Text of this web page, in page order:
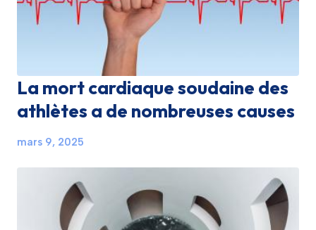
La mort cardiaque soudaine des
athlètes a de nombreuses causes
mars 9, 2025